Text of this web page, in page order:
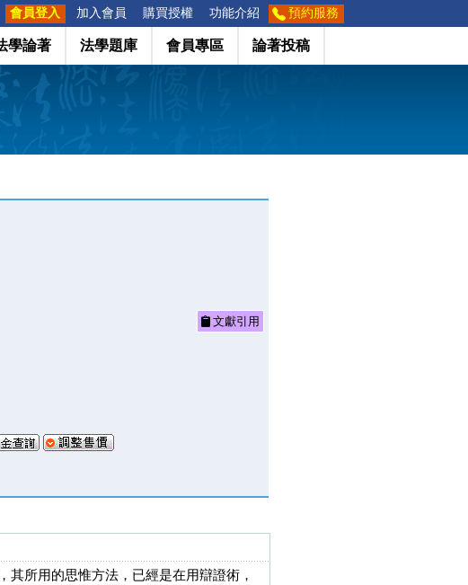
會員登入 加入會員 購買授權 功能介紹 預約服務
學論著 法學題庫 會員專區 論著投稿
文獻引用
所用的思惟方法，已經是在用辯證術，